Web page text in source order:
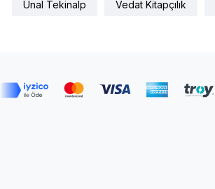
Ünal Tekinalp Vedat Kitapçılık